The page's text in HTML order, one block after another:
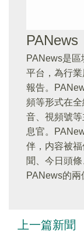
PANews
PANews是
平台，為行
報告。
頻等形式在
音、視頻號
息官。
伴，内容被
聞、今日頭
PANews的
上一篇新聞